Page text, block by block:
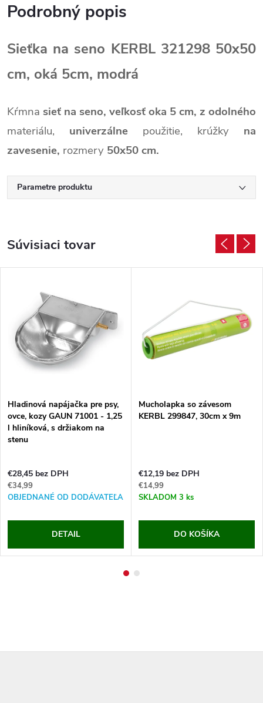
Podrobný popis
Sieťka na seno KERBL 321298 50x50
cm, oká 5cm, modrá
Kŕmna sieť na seno, veľkosť oka 5 cm, z odolného
materiálu, univerzálne použitie, krúžky na
zavesenie, rozmery 50x50 cm.
Parametre produktu
Súvisiaci tovar
Hladinová napájačka pre psy,
ovce, kozy GAUN 71001 - 1,25
l hliníková, s držiakom na
stenu
€28,45 bez DPH
€34,99
OBJEDNANÉ OD DODÁVATEĽA
DETAIL
Mucholapka so závesom
KERBL 299847, 30cm x 9m
€12,19 bez DPH
€14,99
SKLADOM 3 ks
DO KOŠÍKA